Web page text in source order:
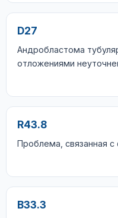
D27
Андробластома
отложениями
R43.8
Проблема, связанная с
B33.3